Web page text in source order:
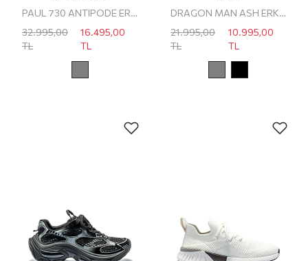
PAUL 730 ANTIPODE ERKEK SNEAKER
32.995,00
TL
16.495,00
TL
DRAGON MAN ASH ERKEK SNEAKER
21.995,00
TL
10.995,00
TL